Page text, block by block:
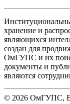
хранение и
являющихся
создан для
ОмГУПС и их
документы и
являются
© 2026 ОмГУПС,